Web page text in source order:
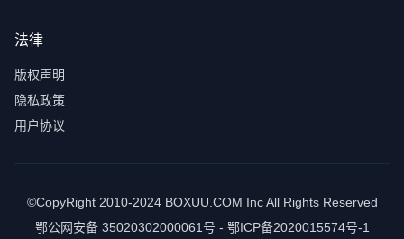
法律
版权声明
隐私政策
用户协议
©CopyRight 2010-2024 BOXUU.COM Inc All Rights Reserved
鄂公网安备 35020302000061号 - 鄂ICP备2020015574号-1